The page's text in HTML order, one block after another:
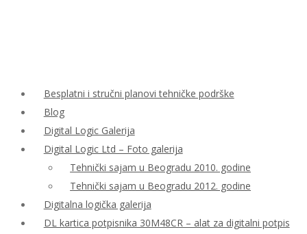
Besplatni i stručni planovi tehničke podrške
Blog
Digital Logic Galerija
Digital Logic Ltd – Foto galerija
Tehnički sajam u Beogradu 2010. godine
Tehnički sajam u Beogradu 2012. godine
Digitalna logička galerija
DL kartica potpisnika 30M48CR – alat za digitalni potpis